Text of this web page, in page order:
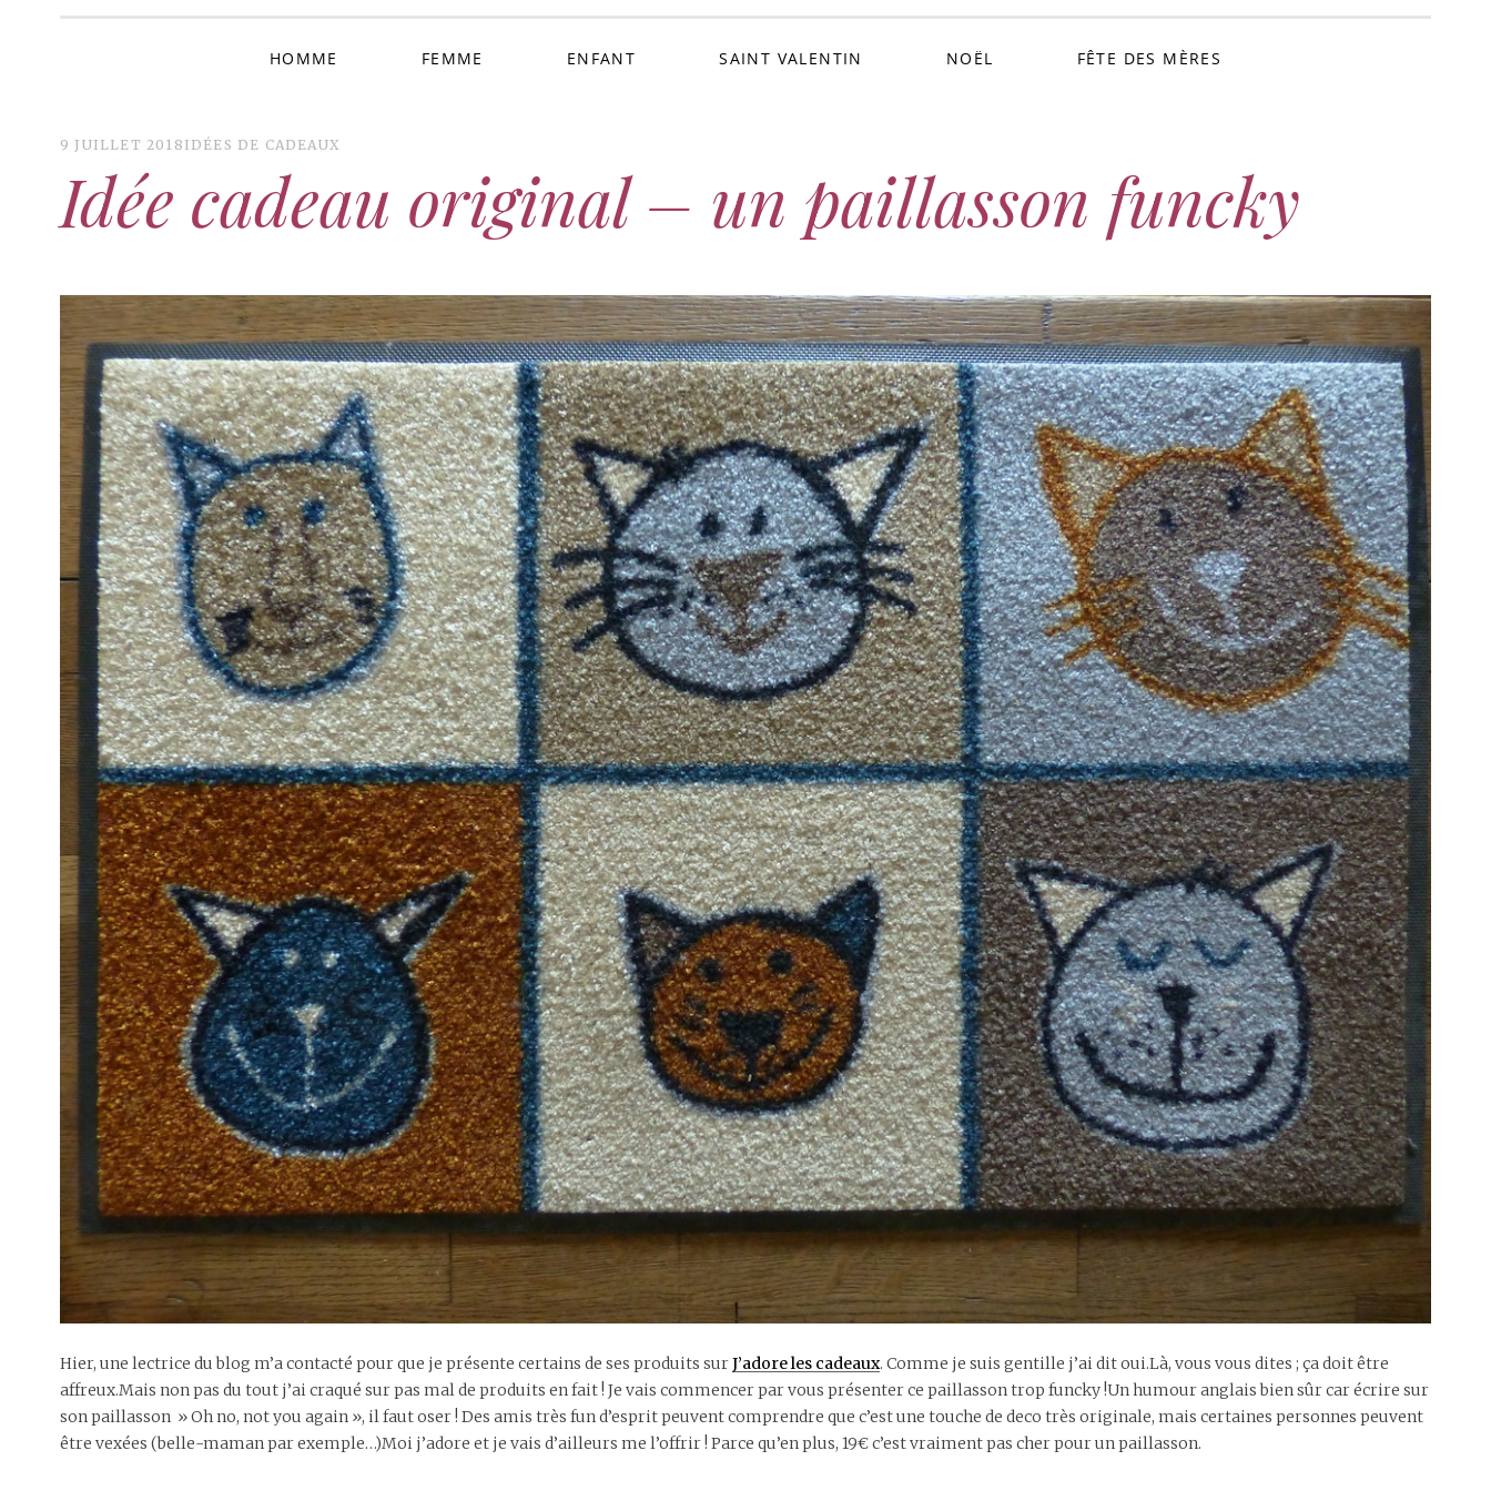
HOMME FEMME ENFANT SAINT VALENTIN NOËL FÊTE DES MÈRES
9 JUILLET 2018 IDÉES DE CADEAUX
Idée cadeau original – un paillasson funcky
Hier, une lectrice du blog m’a contacté pour que je présente certains de ses produits surJ’adore les cadeaux. Comme je suis gentille j’ai dit oui.Là, vous vous dites ; ça doit être
affreux.Mais non pas du tout j’ai craqué sur pas mal de produits en fait ! Je vais commencer par vous présenter ce paillasson trop funcky !Un humour anglais bien sûr car écrire sur
son paillasson » Oh no, not you again », il faut oser ! Des amis très fun d’esprit peuvent comprendre que c’est une touche de deco très originale, mais certaines personnes peuvent
être vexées (belle-maman par exemple…)Moi j’adore et je vais d’ailleurs me l’offrir ! Parce qu’en plus, 19€ c’est vraiment pas cher pour un paillasson.